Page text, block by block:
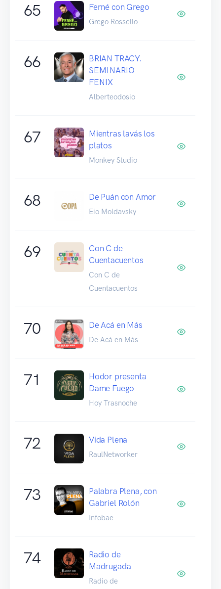
65 Ferné con Grego
Grego Rossello
66
BRIAN TRACY.
SEMINARIO
FENIX
Alberteodosio
67
Mientras lavás los
platos
Monkey Studio
68 De Puán con Amor
Eio Moldavsky
69
Con C de
Cuentacuentos
Con C de
Cuentacuentos
70 De Acá en Más
De Acá en Más
71
Hodor presenta
Dame Fuego
Hoy Trasnoche
72 Vida Plena
RaulNetworker
73
Palabra Plena, con
Gabriel Rolón
Infobae
74
Radio de
Madrugada
Radio de